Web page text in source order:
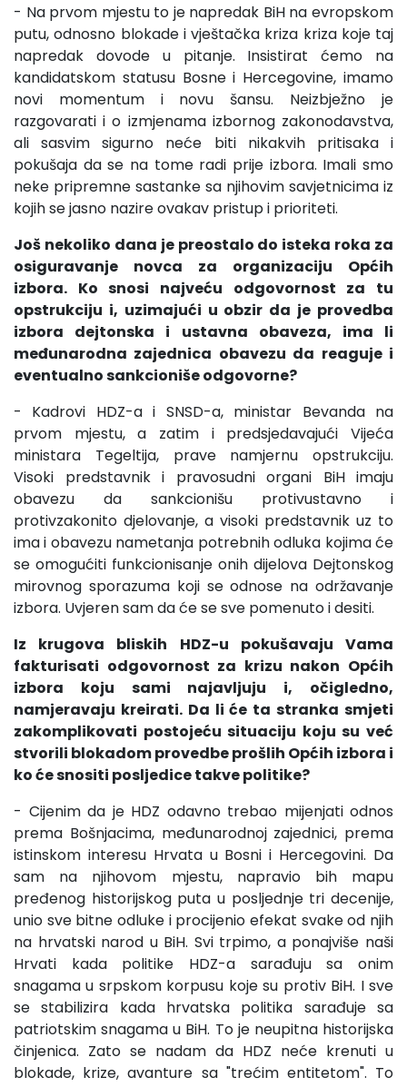
- Na prvom mjestu to je napredak BiH na evropskom
putu, odnosno blokade i vještačka kriza kriza koje taj
napredak dovode u pitanje. Insistirat ćemo na
kandidatskom statusu Bosne i Hercegovine, imamo
novi momentum i novu šansu. Neizbježno je
razgovarati i o izmjenama izbornog zakonodavstva,
ali sasvim sigurno neće biti nikakvih pritisaka i
pokušaja da se na tome radi prije izbora. Imali smo
neke pripremne sastanke sa njihovim savjetnicima iz
kojih se jasno nazire ovakav pristup i prioriteti.
Još nekoliko dana je preostalo do isteka roka za
osiguravanje novca za organizaciju Općih
izbora. Ko snosi najveću odgovornost za tu
opstrukciju i, uzimajući u obzir da je provedba
izbora dejtonska i ustavna obaveza, ima li
međunarodna zajednica obavezu da reaguje i
eventualno sankcioniše odgovorne?
- Kadrovi HDZ-a i SNSD-a, ministar Bevanda na
prvom mjestu, a zatim i predsjedavajući Vijeća
ministara Tegeltija, prave namjernu opstrukciju.
Visoki predstavnik i pravosudni organi BiH imaju
obavezu da sankcionišu protivustavno i
protivzakonito djelovanje, a visoki predstavnik uz to
ima i obavezu nametanja potrebnih odluka kojima će
se omogućiti funkcionisanje onih dijelova Dejtonskog
mirovnog sporazuma koji se odnose na održavanje
izbora. Uvjeren sam da će se sve pomenuto i desiti.
Iz krugova bliskih HDZ-u pokušavaju Vama
fakturisati odgovornost za krizu nakon Općih
izbora koju sami najavljuju i, očigledno,
namjeravaju kreirati. Da li će ta stranka smjeti
zakomplikovati postojeću situaciju koju su već
stvorili blokadom provedbe prošlih Općih izbora i
ko će snositi posljedice takve politike?
- Cijenim da je HDZ odavno trebao mijenjati odnos
prema Bošnjacima, međunarodnoj zajednici, prema
istinskom interesu Hrvata u Bosni i Hercegovini. Da
sam na njihovom mjestu, napravio bih mapu
pređenog historijskog puta u posljednje tri decenije,
unio sve bitne odluke i procijenio efekat svake od njih
na hrvatski narod u BiH. Svi trpimo, a ponajviše naši
Hrvati kada politike HDZ-a sarađuju sa onim
snagama u srpskom korpusu koje su protiv BiH. I sve
se stabilizira kada hrvatska politika sarađuje sa
patriotskim snagama u BiH. To je neupitna historijska
činjenica. Zato se nadam da HDZ neće krenuti u
blokade, krize, avanture sa "trećim entitetom". To